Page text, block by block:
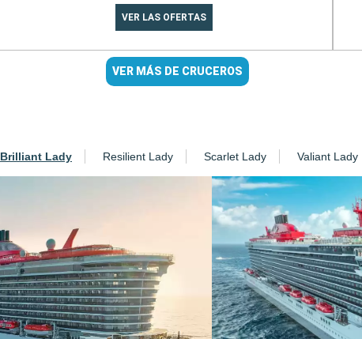
VER LAS OFERTAS
VER MÁS DE CRUCEROS
Brilliant Lady Resilient Lady Scarlet Lady Valiant Lady